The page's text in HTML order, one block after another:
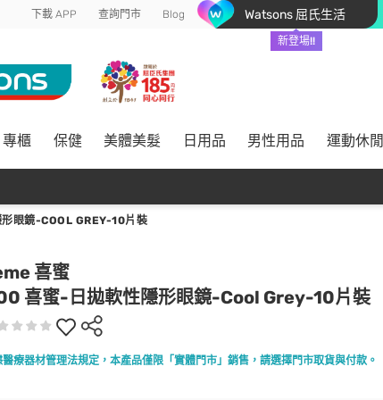
下載 APP 查詢門市 Blog Watsons 屈氏生活
新登場!!
專櫃 保健 美體美髮 日用品 男性用品 運動休閒
眼鏡-COOL GREY-10片裝
喜蜜
喜蜜-日拋軟性隱形眼鏡-Cool Grey-10片裝
醫療器材管理法規定，本產品僅限「實體門市」銷售，請選擇門市取貨與付款。